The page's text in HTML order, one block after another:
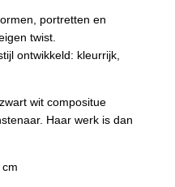
portretten en
twist.
ontwikkeld: kleurrijk,
wit compositue
Haar werk is dan